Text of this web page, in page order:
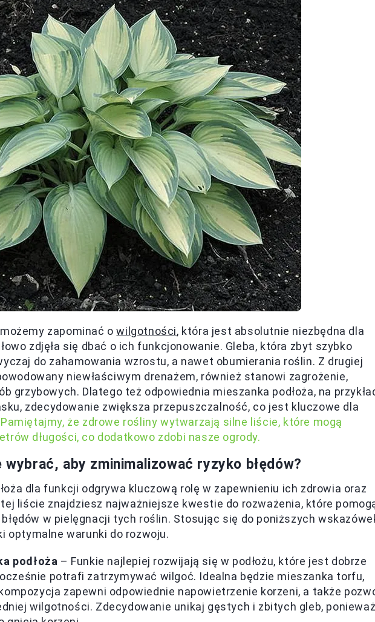
zapominać owilgotności, która jest absolutnie niezbędna dla
zdjęła się dbać o ich funkcjonowanie. Gleba, która zbyt szybko
do zahamowania wzrostu, a nawet obumierania roślin. Z drugiej
niewłaściwym drenażem, również stanowi zagrożenie,
grzybowych. Dlatego też odpowiednia mieszanka podłoża, na
zdecydowanie zwiększa przepuszczalność, co jest kluczowe dla
Pamiętajmy, że zdrowe rośliny wytwarzają silne liście, które mogą
długości, co dodatkowo zdobi nasze ogrody.
wybrać, aby zminimalizować ryzyko błędów?
dla funkcji odgrywa kluczową rolę w zapewnieniu ich zdrowia oraz
liście znajdziesz najważniejsze kwestie do rozważenia, które
w pielęgnacji tych roślin. Stosując się do poniższych
optymalne warunki do rozwoju.
podłoża – Funkie najlepiej rozwijają się w podłożu, które jest dobrze
potrafi zatrzymywać wilgoć. Idealna będzie mieszanka torfu,
zapewni odpowiednie napowietrzenie korzeni, a także
wilgotności. Zdecydowanie unikaj gęstych i zbitych gleb,